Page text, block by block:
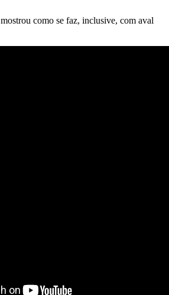
mostrou como se faz, inclusive, com aval